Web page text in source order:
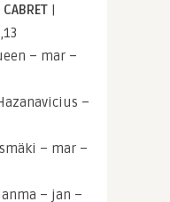
|
– mar –
–
– mar –
– jan –